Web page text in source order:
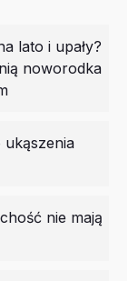
lato i upały?
noworodka
nie mają